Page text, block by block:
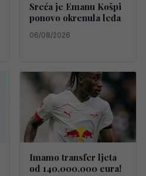
Sreća je Emanu Košpi
ponovo okrenula leđa
06/08/2026
Imamo transfer ljeta
od 140.000.000 eura!